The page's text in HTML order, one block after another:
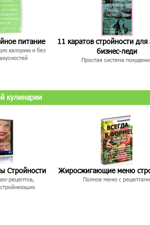
питание
калорию и без
11 каратов стройности для
бизнес-леди
Простая система
кулинарии
Стройности
рецептов,
Жиросжигающие меню
Полное меню с рецептами